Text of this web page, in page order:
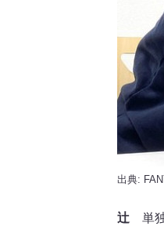
出典:
辻単独